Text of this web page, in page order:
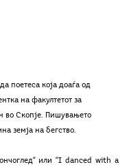
поетеса која доаѓа од
на факултетот за
во Скопје. Пишувањето
земја на бегство.
или “I danced with a